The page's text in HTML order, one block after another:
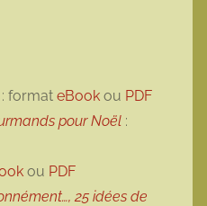
: format eBook ou PDF
pour Noël :
ou PDF
25 idées de